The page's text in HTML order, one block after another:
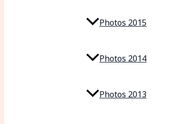
Photos 2015
Photos 2014
Photos 2013